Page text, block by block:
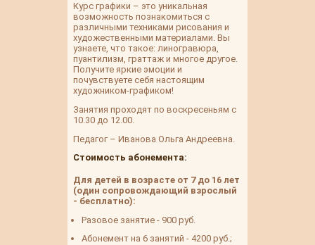
Курс графики – это уникальная
возможность познакомиться с
различными техниками рисования и
художественными материалами. Вы
узнаете, что такое: линогравюра,
пуантилизм, граттаж и многое другое.
Получите яркие эмоции и
почувствуете себя настоящим
художником-графиком!
Занятия проходят по воскресеньям с
10.30 до 12.00.
Педагог – Иванова Ольга Андреевна.
Стоимость абонемента:
Для детей в возрасте от 7 до 16 лет
(один сопровождающий взрослый
- бесплатно):
Разовое занятие - 900 руб.
Абонемент на 6 занятий - 4200 руб.;